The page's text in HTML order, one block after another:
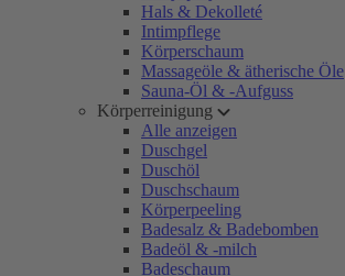
Hals & Dekolleté
Intimpflege
Körperschaum
Massageöle & ätherische Öle
Sauna-Öl & -Aufguss
Körperreinigung
Alle anzeigen
Duschgel
Duschöl
Duschschaum
Körperpeeling
Badesalz & Badebomben
Badeöl & -milch
Badeschaum